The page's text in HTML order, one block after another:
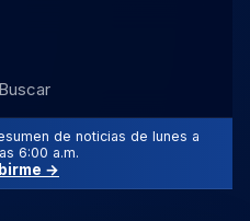
Buscar
de noticias de lunes a
6:00 a.m.
→